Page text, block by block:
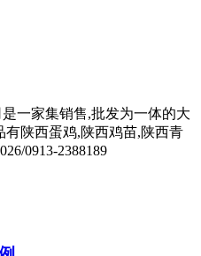
一家集销售,批发为一体的大
陕西蛋鸡,陕西鸡苗,陕西青
0913-2388189